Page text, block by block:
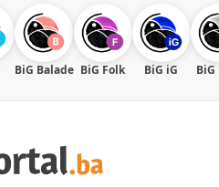
BiG Balade BiG Folk BiG iG BiG